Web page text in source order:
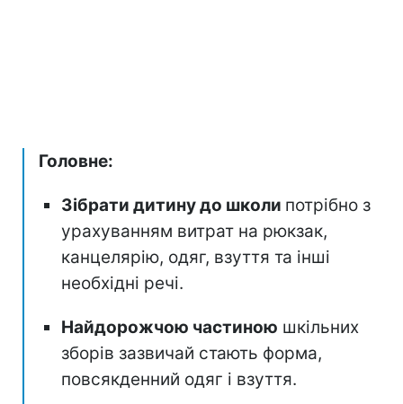
Головне:
Зібрати дитину до школи потрібно з
урахуванням витрат на рюкзак,
канцелярію, одяг, взуття та інші
необхідні речі.
Найдорожчою частиною шкільних
зборів зазвичай стають форма,
повсякденний одяг і взуття.